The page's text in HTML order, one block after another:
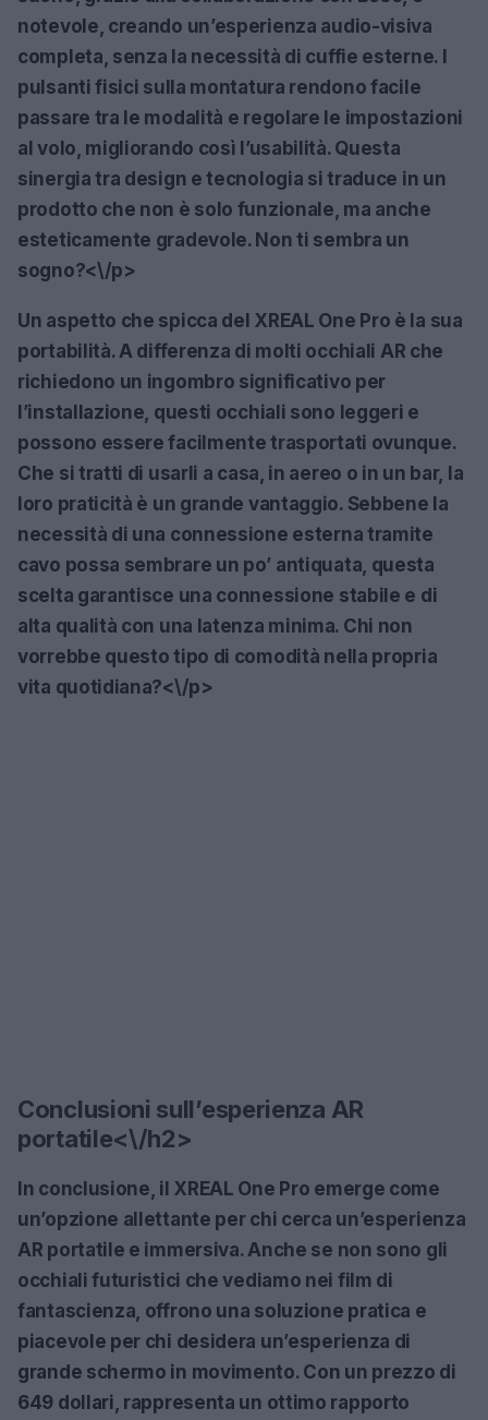
notevole, creando un’esperienza audio-visiva
completa, senza la necessità di cuffie esterne. I
pulsanti fisici sulla montatura rendono facile
passare tra le modalità e regolare le impostazioni
al volo, migliorando così l’usabilità. Questa
sinergia tra design e tecnologia si traduce in un
prodotto che non è solo funzionale, ma anche
esteticamente gradevole. Non ti sembra un
sogno?<\/p>
Un aspetto che spicca del XREAL One Pro è la sua
portabilità. A differenza di molti occhiali AR che
richiedono un ingombro significativo per
l’installazione, questi occhiali sono leggeri e
possono essere facilmente trasportati ovunque.
Che si tratti di usarli a casa, in aereo o in un bar, la
loro praticità è un grande vantaggio. Sebbene la
necessità di una connessione esterna tramite
cavo possa sembrare un po’ antiquata, questa
scelta garantisce una connessione stabile e di
alta qualità con una latenza minima. Chi non
vorrebbe questo tipo di comodità nella propria
vita quotidiana?<\/p>
Conclusioni sull’esperienza AR
portatile<\/h2>
In conclusione, il XREAL One Pro emerge come
un’opzione allettante per chi cerca un’esperienza
AR portatile e immersiva. Anche se non sono gli
occhiali futuristici che vediamo nei film di
fantascienza, offrono una soluzione pratica e
piacevole per chi desidera un’esperienza di
grande schermo in movimento. Con un prezzo di
649 dollari, rappresenta un ottimo rapporto